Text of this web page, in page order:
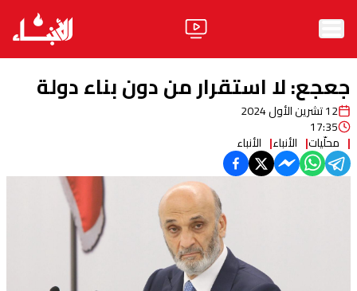
الأخبار
آراء
فيديو
جعجع: لا استقرار من دون بناء دولة
12 تشرين الأول 2024
17:35
محلّيات الأنباء الأنباء